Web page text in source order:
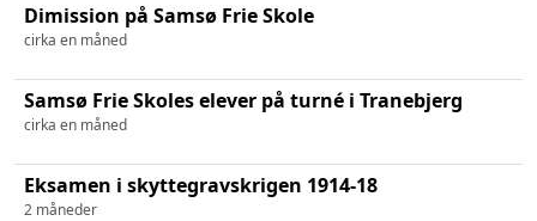
Dimission på Samsø Frie Skole
cirka en måned
Samsø Frie Skoles elever på turné i Tranebjerg
cirka en måned
Eksamen i skyttegravskrigen 1914-18
2 måneder